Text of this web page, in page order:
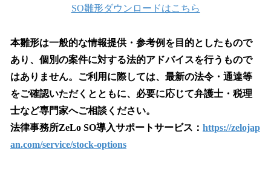
SO雛形ダウンロードはこちら
本雛形は一般的な情報提供・参考例を目的としたもので
あり、個別の案件に対する法的アドバイスを行うもので
はありません。ご利用に際しては、最新の法令・通達等
をご確認いただくとともに、必要に応じて弁護士・税理
士など専門家へご相談ください。
法律事務所ZeLo SO導入サポートサービス： https://zelojap
an.com/service/stock-options